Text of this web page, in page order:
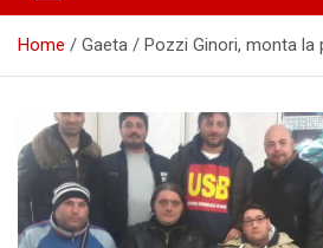
Home Gaeta / Pozzi Ginori, monta la